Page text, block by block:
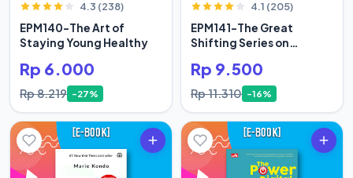
4.3 (238)
EPM140-The Art of
Staying Young Healthy
Rp 6.000
Rp 8.219 -27%
4.1 (205)
EPM141-The Great
Shifting Series on
Rp 9.500
Rp 11.310 -16%